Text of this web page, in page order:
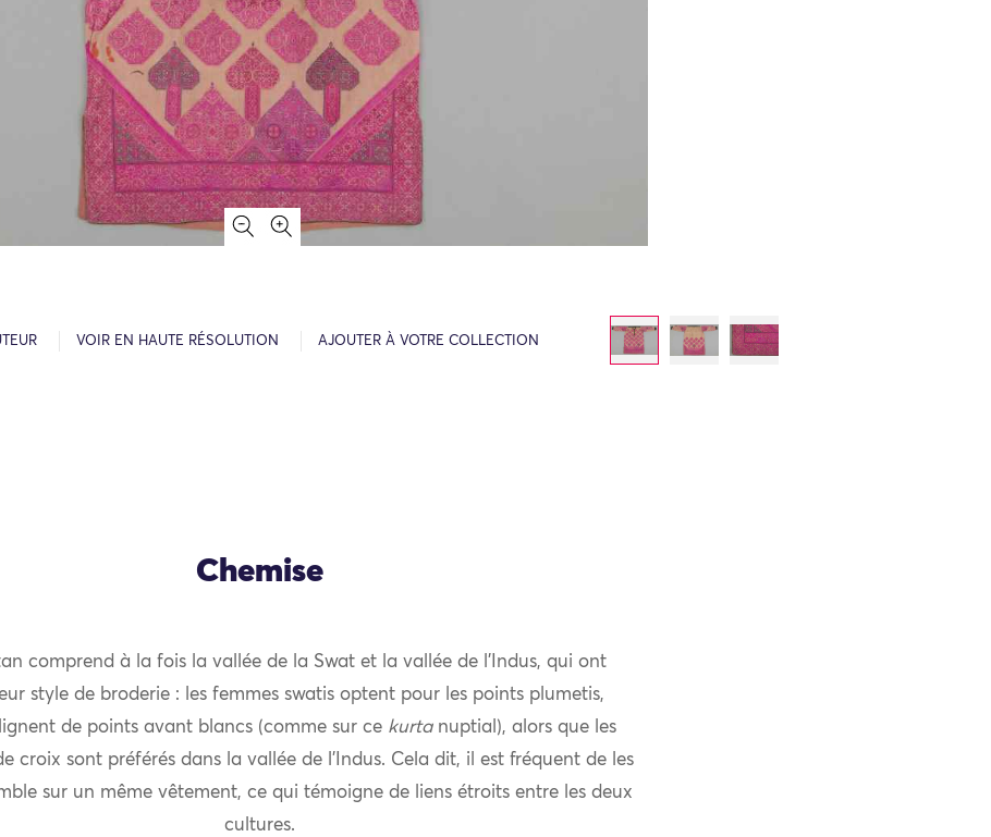
VOIR EN HAUTE RÉSOLUTION AJOUTER À VOTRE COLLECTION
Chemise
comprend à la fois la vallée de la Swat et la vallée de l’Indus, qui ont
style de broderie : les femmes swatis optent pour les points plumetis,
de points avant blancs (comme sur ce kurtanuptial), alors que les
croix sont préférés dans la vallée de l’Indus. Cela dit, il est fréquent de les
sur un même vêtement, ce qui témoigne de liens étroits entre les deux
cultures.